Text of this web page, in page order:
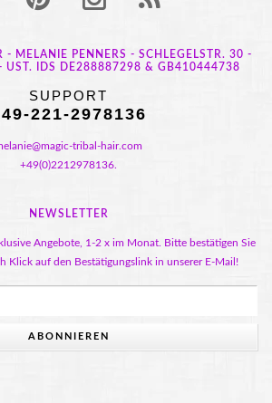
- MELANIE PENNERS - SCHLEGELSTR. 30 -
UST. IDS DE288887298 & GB410444738
SUPPORT
221-2978136
tribal-hair.com
+49(0)2212978136.
NEWSLETTER
Angebote, 1-2 x im Monat. Bitte bestätigen Sie
Klick auf den Bestätigungslink in unserer E-Mail!
ABONNIEREN